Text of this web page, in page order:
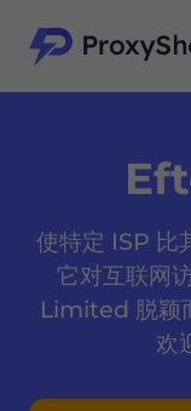
使特定 ISP 比
它对互联网
Limited 脱颖
欢